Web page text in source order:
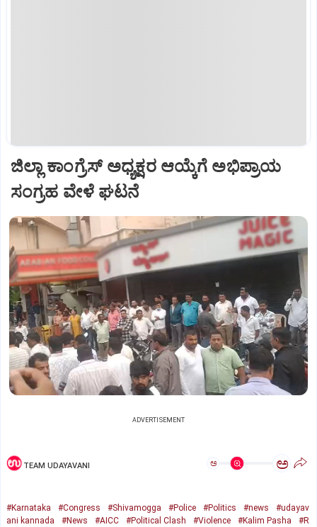
ಜಿಲ್ಲಾ ಕಾಂಗ್ರೆಸ್ ಅಧ್ಯಕ್ಷರ ಆಯ್ಕೆಗೆ ಅಭಿಪ್ರಾಯ
ಸಂಗ್ರಹ ವೇಳೆ ಘಟನೆ
ADVERTISEMENT
TEAM UDAYAVANI ಅ ಅ
#Karnataka #Congress #Shivamogga #Police #Politics #news
#udayav
ani kannada
#News #AICC #Political Clash #Violence #Kalim Pasha
#R